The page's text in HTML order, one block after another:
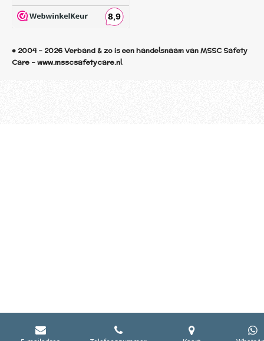
© 2004 - 2026 Verband & zo is een handelsnaam van MSSC Safety
Care - www.msscsafetycare.nl